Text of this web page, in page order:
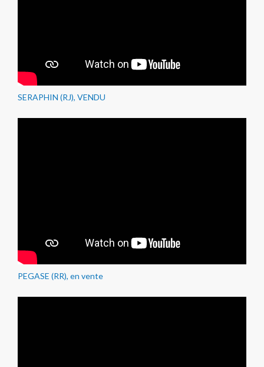
SERAPHIN (RJ), VENDU
PEGASE (RR), en vente